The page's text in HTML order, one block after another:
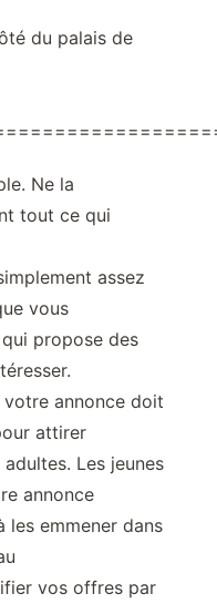
du palais de
Ne la
tout ce qui
assez
vous
propose des
votre annonce doit
attirer
Les jeunes
annonce
les emmener dans
vos offres par